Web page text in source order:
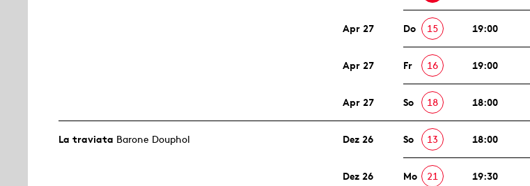
Apr 27 Do 15 19:00
Apr 27 Fr 16 19:00
Apr 27 So 18 18:00
La traviata Barone Douphol Dez 26 So 13 18:00
Dez 26 Mo 21 19:30